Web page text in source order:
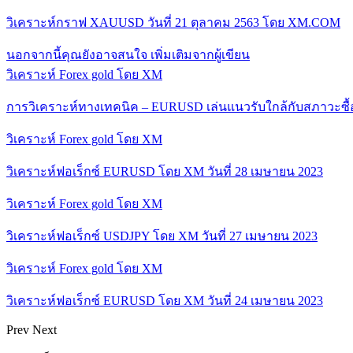
วิเคราะห์กราฟ XAUUSD วันที่ 21 ตุลาคม 2563 โดย XM.COM
นอกจากนี้คุณยังอาจสนใจ เพิ่มเติมจากผู้เขียน
วิเคราะห์ Forex gold โดย XM
การวิเคราะห์ทางเทคนิค – EURUSD เล่นแนวรับใกล้กับสภาวะซื้
วิเคราะห์ Forex gold โดย XM
วิเคราะห์ฟอเร็กซ์ EURUSD โดย XM วันที่ 28 เมษายน 2023
วิเคราะห์ Forex gold โดย XM
วิเคราะห์ฟอเร็กซ์ USDJPY โดย XM วันที่ 27 เมษายน 2023
วิเคราะห์ Forex gold โดย XM
วิเคราะห์ฟอเร็กซ์ EURUSD โดย XM วันที่ 24 เมษายน 2023
Prev Next